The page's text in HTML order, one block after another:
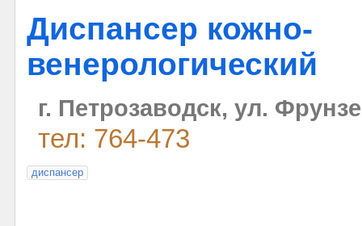
Диспансер кожно-
венерологический
г. Петрозаводск, ул.
тел: 764-473
диспансер